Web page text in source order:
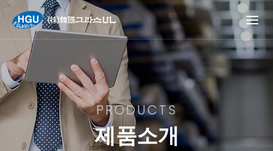
PRODUCTS
제품소개
PRODUCTS
제품소개